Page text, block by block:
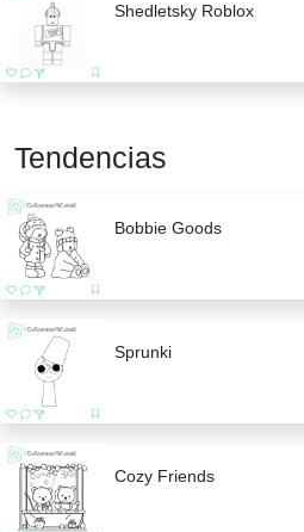
Shedletsky Roblox
Tendencias
Bobbie Goods
Sprunki
Cozy Friends